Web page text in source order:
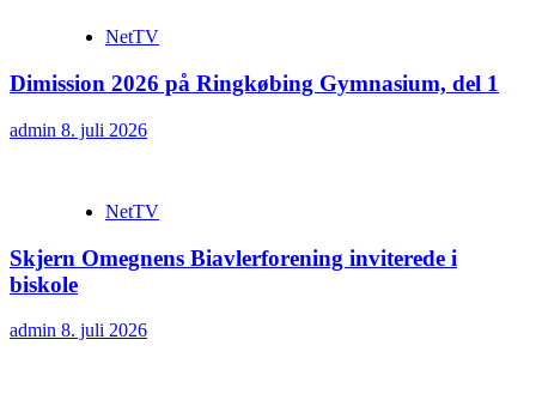
NetTV
Dimission 2026 på Ringkøbing Gymnasium, del 1
admin 8. juli 2026
NetTV
Skjern Omegnens Biavlerforening inviterede i
biskole
admin 8. juli 2026